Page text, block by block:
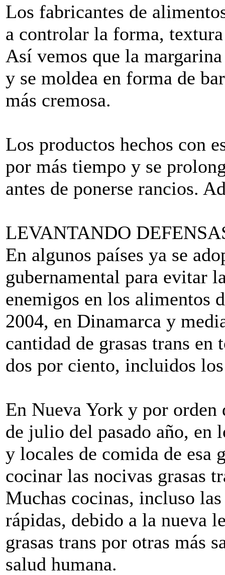
Los fabricantes de
a controlar la forma,
Así vemos que la
y se moldea en forma de
más cremosa.
Los productos hechos con
por más tiempo y se
antes de ponerse rancios.
LEVANTANDO
En algunos países ya se
gubernamental para evitar
enemigos en los alimentos
2004, en Dinamarca y
cantidad de grasas trans
dos por ciento, incluidos
En Nueva York y por
de julio del pasado año, en
y locales de comida de esa
cocinar las nocivas grasas
Muchas cocinas, incluso
rápidas, debido a la nueva
grasas trans por otras más
salud humana.